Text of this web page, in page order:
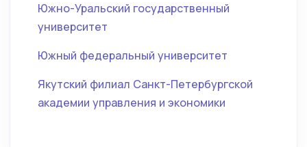
Южно-Уральский государственный
университет
Южный федеральный университет
Якутский филиал Санкт-Петербургской
академии управления и экономики